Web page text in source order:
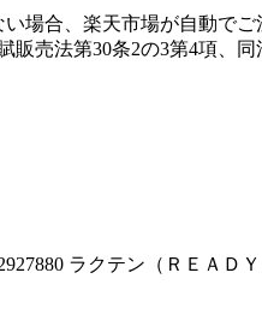
場合、楽天市場が自動でご
売法第30条2の3第4項、
ラクテン（ＲＥＡＤＹ